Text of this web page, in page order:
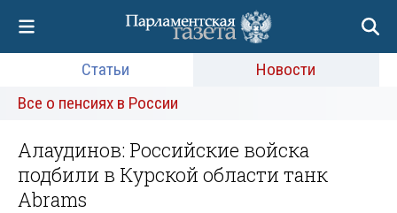
Статьи
Новости
Все о пенсиях в России
Алаудинов: Российские войска
подбили в Курской области танк
Abrams